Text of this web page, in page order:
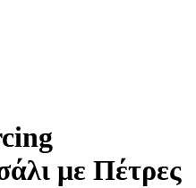
με Πέτρες